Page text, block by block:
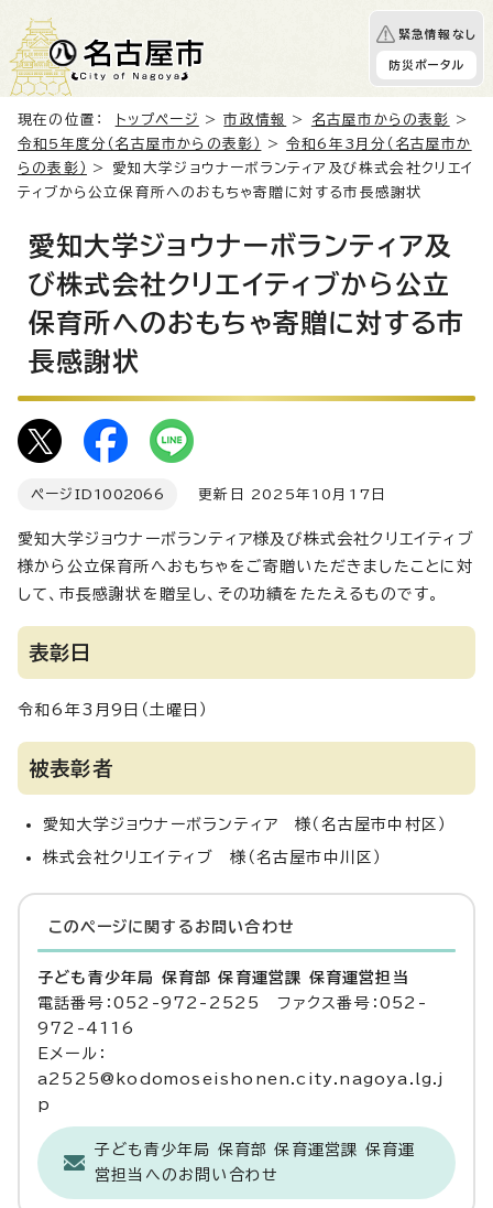
緊急情報なし
防災ポータル
現在の位置： トップページ >市政情報 > 名古屋市からの表彰
>
令和5年度分（名古屋市からの表彰）
>令和6年3月分（名古屋市か
らの表彰）
> 愛知大学ジョウナーボランティア及び株式会社クリエイ
ティブから公立保育所へのおもちゃ寄贈に対する市長感謝状
愛知大学ジョウナーボランティア及
び株式会社クリエイティブから公立
保育所へのおもちゃ寄贈に対する市
長感謝状
ページID 1002066 更新日 2025年10月17日
愛知大学ジョウナーボランティア様及び株式会社クリエイティブ
様から公立保育所へおもちゃをご寄贈いただきましたことに対
して、市長感謝状を贈呈し、その功績をたたえるものです。
表彰日
令和6年3月9日（土曜日）
被表彰者
愛知大学ジョウナーボランティア 様（名古屋市中村区）
株式会社クリエイティブ 様（名古屋市中川区）
このページに関する お問い合わせ
子ども青少年局 保育部 保育運営課 保育運営担当
電話番号：052-972-2525 ファクス番号：052-
972-4116
Eメール：
a2525@kodomoseishonen.city.nagoya.lg.j
p
子ども青少年局 保育部 保育運営課 保育運
営担当へのお問い合わせ